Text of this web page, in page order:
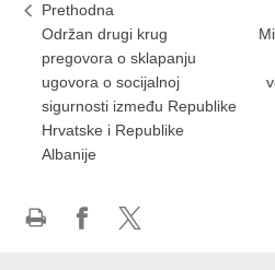
Prethodna
Održan drugi krug
pregovora o sklapanju
ugovora o socijalnoj
sigurnosti između Republike
Hrvatske i Republike
Albanije